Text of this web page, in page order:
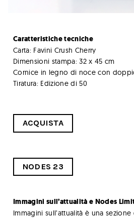
Caratteristiche tecniche
Carta: Favini Crush Cherry
Dimensioni stampa: 32 x 45 cm
Cornice in legno di noce con
Tiratura: Edizione di 50
ACQUISTA
NODES 23
Immagini sull’attualità e Nodes
Immagini sull’attualità è una